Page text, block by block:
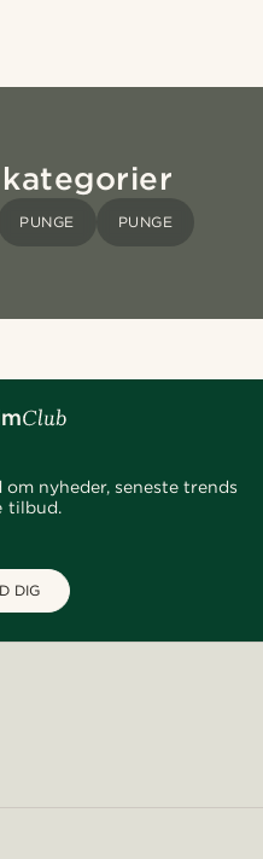
PUNGE PUNGE
nyheder, seneste trends
tilbud.
DIG